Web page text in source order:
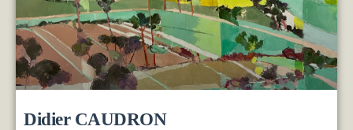
Didier CAUDRON